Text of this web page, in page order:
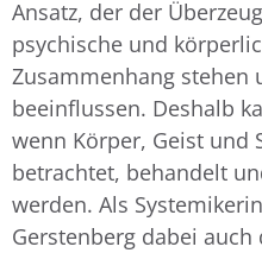
Ansatz, der der
psychische und
Zusammenhang stehen
beeinflussen. Deshalb
wenn Körper, Geist und
betrachtet, behandelt
werden. Als
Gerstenberg dabei